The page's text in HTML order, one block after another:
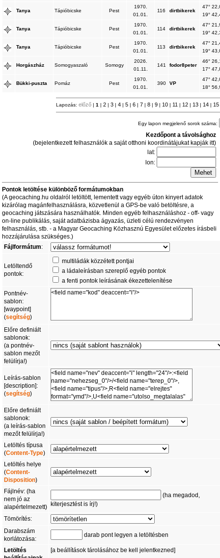
Tanya Tápióbicske Pest
1970.
01.01.
116 dirtbikerek
47°
19°
Tanya Tápióbicske Pest
1970.
01.01.
114 dirtbikerek
47°
19°
Tanya Tápióbicske Pest
1970.
01.01.
113 dirtbikerek
47°
19°
Horgászház Somogyaszaló Somogy
2026.
01.11.
141 fodor8peter
46°
17°
Bükki-puszta Pomáz Pest
1970.
01.01.
390 VP
47°
18°
Lapozás:előző |1 2 3 4 5 6 7 8 9 10 11 12 13 14
Egy lapon megjelenő sorok száma:
Kezdőpont a távolsághoz
(bejelentkezett felhasználók a saját otthoni koordinátájukat kapják itt)
lat:
lon:
Pontok letöltése különböző formátumokban
(A geocaching.hu oldalról letöltött, lementett vagy egyéb úton kinyert adatok
kizárólag magánfelhasználásra, közvetlenül a GPS-be való betöltésre, a
geocaching játszására használhatók. Minden egyéb felhasználáshoz - off- vagy
on-line publikálás, saját adatbázisba ágyazás, üzleti célú rendezvényen
felhasználás, stb. - a Magyar Geocaching Közhasznú Egyesület előzetes írásbeli
hozzájárulása szükséges.)
Fájlformátum:
Letöltendő
pontok:
multiládák közzétett pontjai
a ládaleírásban szereplő egyéb pontok
a fenti pontok leírásának ékezettelenítése
Pontnév-
sablon:
[waypoint]
(segítség)
Előre definiált
sablonok:
(a pontnév-
sablon mezőt
felülírja!)
Leírás-sablon
[description]:
(segítség)
Előre definiált
sablonok:
(a leírás-sablon
mezőt felülírja!)
Letöltés típusa
(Content-Type)
Letöltés helye
(Content-
Disposition)
Fájlnév: (ha
nem jó az
alapértelmezett)
(ha megadod,
kiterjesztést is írj!)
Tömörítés:
Darabszám
korlátozása:
darab pont legyen a letöltésben
Letöltés
[a beállítások tárolásához be kell jelentkezned]